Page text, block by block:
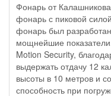
Фонарь от
фонарь с пиковой
фонарь был
мощнейшие
Motion Security,
выдержать отдачу 12
высоты в 10 метров и
способность при